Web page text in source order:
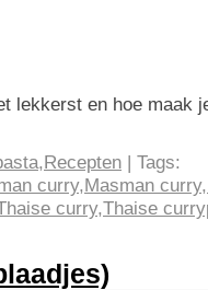
lekkerst en hoe maak
,Recepten | Tags:
curry,Masman curry,
curry,Thaise